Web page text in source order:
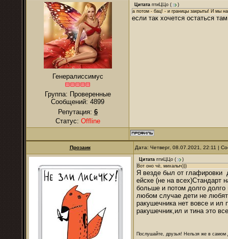
Генералиссимус
Группа: Проверенные
Сообщений: 4899
Репутация: 6
Статус: Offline
Цитата птиЦЦо (
)
а потом - бац! - и границы закрыты! И мы
если так хочется остаться
Прозаик Дата: Четверг, 08.07.2021, 22:11 |
Цитата птиЦЦо (
)
Вот оно чё, михалыч)))
Я везде был от глафировки
ейске (не на всех)Стандарт
больше и потом долго долго
любом случае дети не
ракушечника нет вовсе и ил
ракушечник,ил и тина это
Послушайте, друзья! Нельзя же в самом